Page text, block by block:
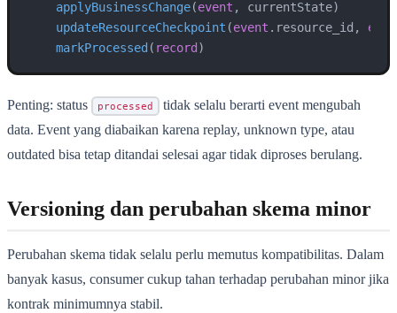
applyBusinessChange(event , currentState)
updateResourceCheckpoint (event .resource_id,
markProcessed ( record
Penting: status processed
tidak selalu berarti event mengubah
data. Event yang diabaikan karena replay, unknown type, atau
outdated bisa tetap ditandai selesai agar tidak diproses berulang.
Versioning dan perubahan skema minor
Perubahan skema tidak selalu perlu memutus kompatibilitas. Dalam
banyak kasus, consumer cukup tahan terhadap perubahan minor jika
kontrak minimumnya stabil.